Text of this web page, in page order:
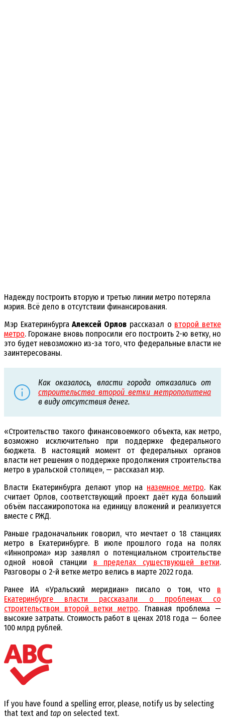
Надежду построить вторую и третью линии метро потеряла
мэрия. Всё дело в отсутствии финансирования.
Мэр ЕкатеринбургаАлексей Орлов рассказал о второй ветке
метро. Горожане вновь попросили его построить 2-ю ветку, но
это будет невозможно из-за того, что федеральные власти не
заинтересованы.
Как оказалось, власти города отказались от
строительства второй ветки метрополитена
в виду отсутствия денег.
«Строительство такого финансовоемкого объекта, как метро,
возможно исключительно при поддержке федерального
бюджета. В настоящий момент от федеральных органов
власти нет решения о поддержке продолжения строительства
метро в уральской столице», — рассказал мэр.
Власти Екатеринбурга делают упор на наземное метро. Как
считает Орлов, соответствующий проект даёт куда больший
объём пассажиропотока на единицу вложений и реализуется
вместе с РЖД.
Раньше градоначальник говорил, что мечтает о 18 станциях
метро в Екатеринбурге. В июле прошлого года на полях
«Иннопрома» мэр заявлял о потенциальном строительстве
одной новой станции в пределах существующей ветки.
Разговоры о 2-й ветке метро велись в марте 2022 года.
Ранее ИА «Уральский меридиан» писало о том, что в
Екатеринбурге власти рассказали о проблемах со
строительством второй ветки метро. Главная проблема —
высокие затраты. Стоимость работ в ценах 2018 года — более
100 млрд рублей.
If you have found a spelling error, please, notify us by selecting
that text and tap on selected text.